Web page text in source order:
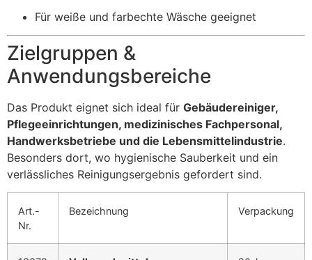
Für weiße und farbechte Wäsche geeignet
Zielgruppen &
Anwendungsbereiche
Das Produkt eignet sich ideal für Gebäudereiniger,
Pflegeeinrichtungen, medizinisches Fachpersonal,
Handwerksbetriebe und die Lebensmittelindustrie.
Besonders dort, wo hygienische Sauberkeit und ein
verlässliches Reinigungsergebnis gefordert sind.
Art.-
Nr.
Bezeichnung Verpackung